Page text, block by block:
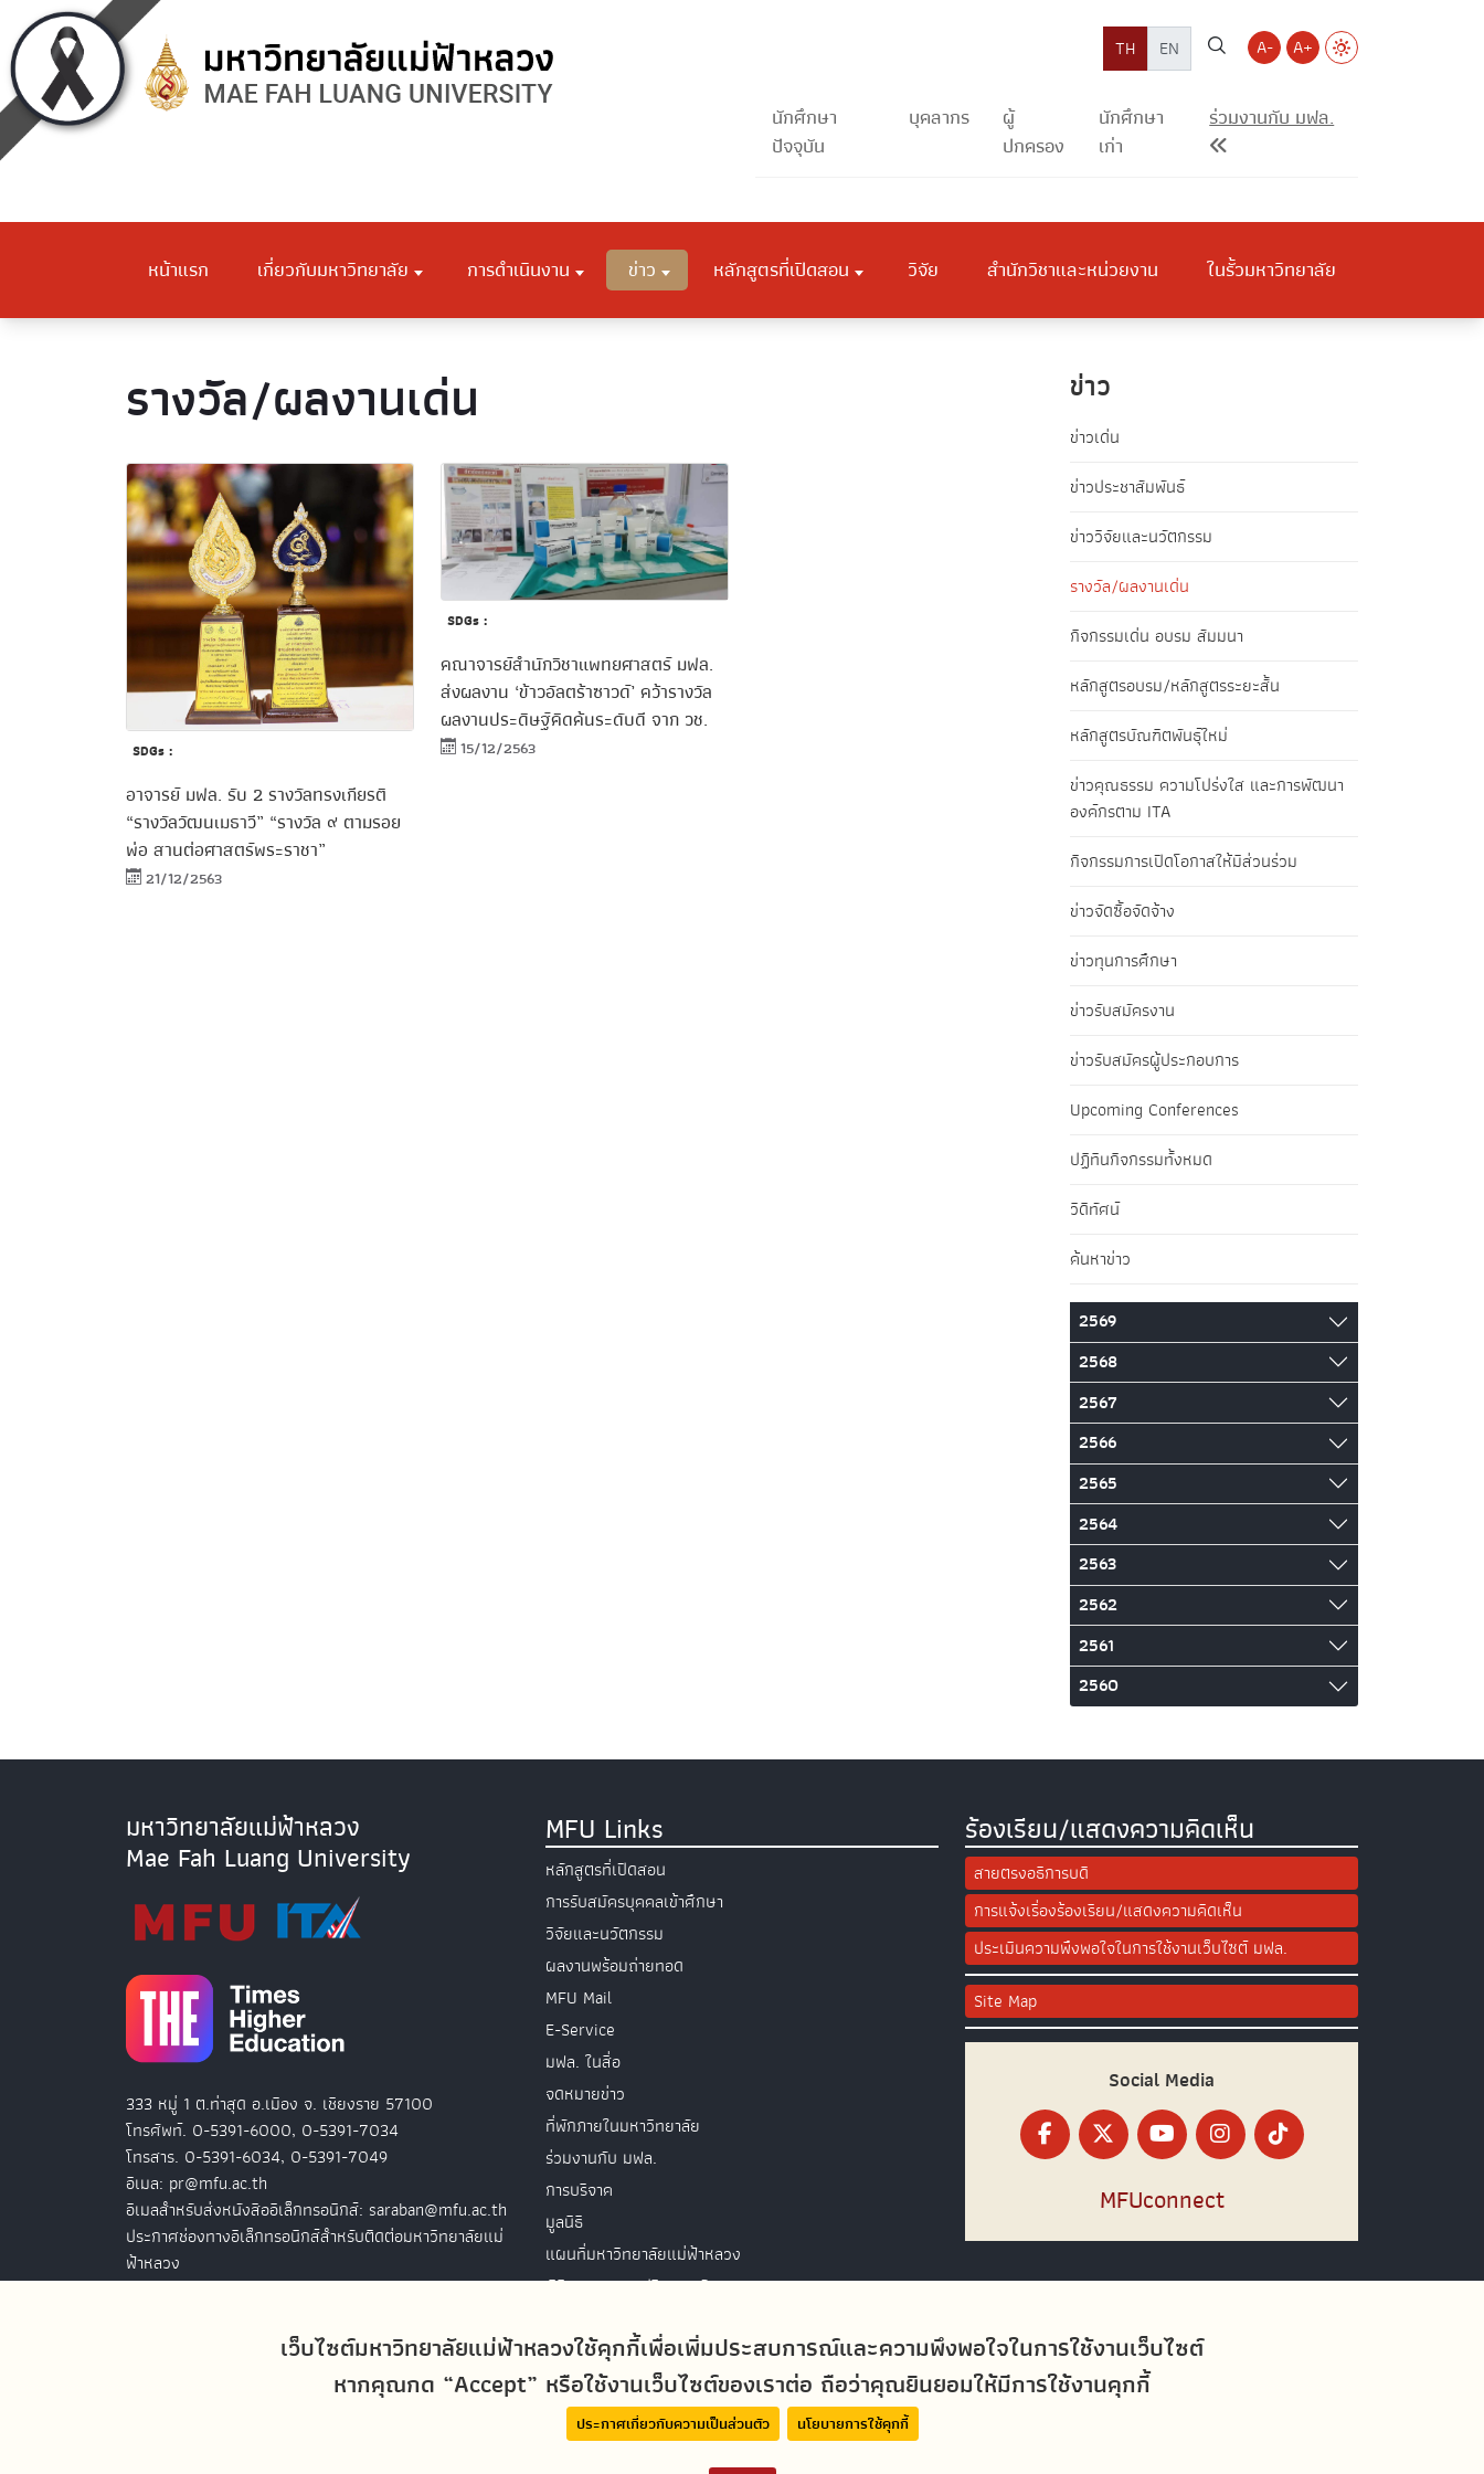
เว็บไซต์มหาวิทยาลัยแม่ฟ้าหลวงใช้คุกกี้เพื่อเพิ่มประสบการณ์และความพึงพอใจในการใช้งานเว็บไซต์
หากคุณกด “Accept” หรือใช้งานเว็บไซต์ของเราต่อ ถือว่าคุณยินยอมให้มีการใช้งานคุกกี้
ประกาศเกี่ยวกับความเป็นส่วนตัว นโยบายการใช้คุกกี้
TH EN A- A+
นักศึกษา
ปัจจุบัน
บุคลากร
ผู้
ปกครอง
นักศึกษา
เก่า
ร่วมงานกับ มฟล.
หน้าแรก เกี่ยวกับมหาวิทยาลัย การดำเนินงาน ข่าว หลักสูตรที่เปิดสอน วิจัย สำนักวิชาและหน่วยงาน ในรั้วมหาวิทยาลัย
รางวัล/ผลงานเด่น
SDGs :
อาจารย์ มฟล. รับ 2 รางวัลทรงเกียรติ
“รางวัลวัฒนเมธาวี” “รางวัล ๙ ตามรอย
พ่อ สานต่อศาสตร์พระราชา”
21/12/2563
SDGs :
คณาจารย์สำนักวิชาแพทยศาสตร์ มฟล.
ส่งผลงาน ‘ข้าวอัลตร้าซาวด์’ คว้ารางวัล
ผลงานประดิษฐ์คิดค้นระดับดี จาก วช.
15/12/2563
ข่าว
ข่าวเด่น
ข่าวประชาสัมพันธ์
ข่าววิจัยและนวัตกรรม
รางวัล/ผลงานเด่น
กิจกรรมเด่น อบรม สัมมนา
หลักสูตรอบรม/หลักสูตรระยะสั้น
หลักสูตรบัณฑิตพันธุ์ใหม่
ข่าวคุณธรรม ความโปร่งใส และการพัฒนา
องค์กรตาม ITA
กิจกรรมการเปิดโอกาสให้มีส่วนร่วม
ข่าวจัดซื้อจัดจ้าง
ข่าวทุนการศึกษา
ข่าวรับสมัครงาน
ข่าวรับสมัครผู้ประกอบการ
Upcoming Conferences
ปฏิทินกิจกรรมทั้งหมด
วิดีทัศน์
ค้นหาข่าว
2569
2568
2567
2566
2565
2564
2563
2562
2561
2560
มหาวิทยาลัยแม่ฟ้าหลวง
Mae Fah Luang University
333 หมู่ 1 ต.ท่าสุด อ.เมือง จ. เชียงราย 57100
โทรศัพท์. 0-5391-6000, 0-5391-7034
โทรสาร. 0-5391-6034, 0-5391-7049
อีเมล: pr@mfu.ac.th
อีเมลสำหรับส่งหนังสืออิเล็กทรอนิกส์: saraban@mfu.ac.th
ประกาศช่องทางอิเล็กทรอนิกส์สำหรับติดต่อมหาวิทยาลัยแม่
ฟ้าหลวง
MFU Links
หลักสูตรที่เปิดสอน
การรับสมัครบุคคลเข้าศึกษา
วิจัยและนวัตกรรม
ผลงานพร้อมถ่ายทอด
MFU Mail
E-Service
มฟล. ในสื่อ
จดหมายข่าว
ที่พักภายในมหาวิทยาลัย
ร่วมงานกับ มฟล.
การบริจาค
มูลนิธิ
แผนที่มหาวิทยาลัยแม่ฟ้าหลวง
พิธีพระราชทานปริญญาบัตร
ร้องเรียน/แสดงความคิดเห็น
สายตรงอธิการบดี
การแจ้งเรื่องร้องเรียน/แสดงความคิดเห็น
ประเมินความพึงพอใจในการใช้งานเว็บไซต์ มฟล.
Site Map
Social Media
MFUconnect